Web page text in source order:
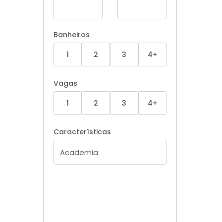
Banheiros
1
2 3 4+
Vagas
1
2 3 4+
Características